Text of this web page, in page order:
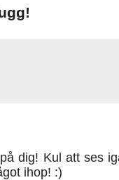
dig! Kul att ses
ihop! :)